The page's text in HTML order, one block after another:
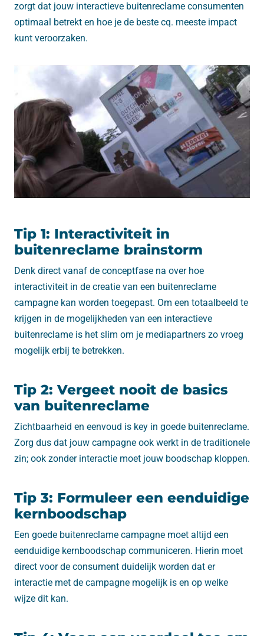
zorgt dat jouw interactieve buitenreclame consumenten
optimaal betrekt en hoe je de beste cq. meeste impact
kunt veroorzaken.
Tip 1: Interactiviteit in
buitenreclame brainstorm
Denk direct vanaf de conceptfase na over hoe
interactiviteit in de creatie van een buitenreclame
campagne kan worden toegepast. Om een totaalbeeld te
krijgen in de mogelijkheden van een interactieve
buitenreclame is het slim om je mediapartners zo vroeg
mogelijk erbij te betrekken.
Tip 2: Vergeet nooit de basics
van buitenreclame
Zichtbaarheid en eenvoud is key in goede buitenreclame.
Zorg dus dat jouw campagne ook werkt in de traditionele
zin; ook zonder interactie moet jouw boodschap kloppen.
Tip 3: Formuleer een eenduidige
kernboodschap
Een goede buitenreclame campagne moet altijd een
eenduidige kernboodschap communiceren. Hierin moet
direct voor de consument duidelijk worden dat er
interactie met de campagne mogelijk is en op welke
wijze dit kan.